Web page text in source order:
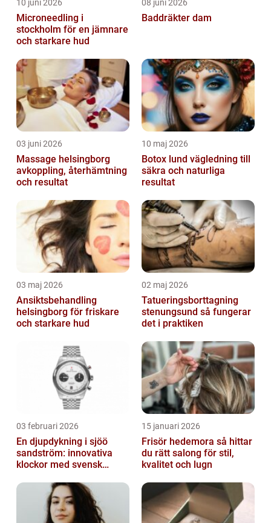
10 juni 2026
Microneedling i
stockholm för en jämnare
och starkare hud
08 juni 2026
Baddräkter dam
03 juni 2026
Massage helsingborg
avkoppling, återhämtning
och resultat
10 maj 2026
Botox lund vägledning till
säkra och naturliga
resultat
03 maj 2026
Ansiktsbehandling
helsingborg för friskare
och starkare hud
02 maj 2026
Tatueringsborttagning
stenungsund så fungerar
det i praktiken
03 februari 2026
En djupdykning i sjöö
sandström: innovativa
klockor med svensk
15 januari 2026
Frisör hedemora så hittar
du rätt salong för stil,
kvalitet och lugn